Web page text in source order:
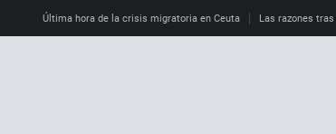
Última hora de la crisis migratoria en Ceuta Las razones